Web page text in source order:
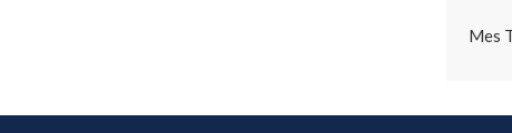
Mes